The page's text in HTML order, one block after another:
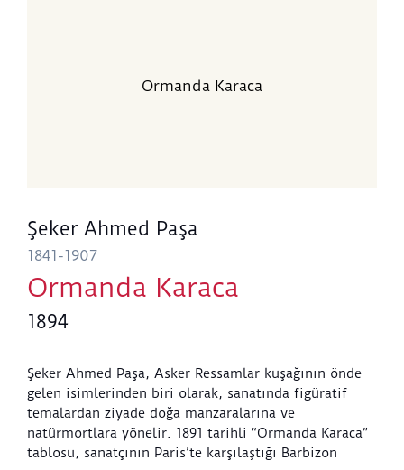
Ormanda Karaca
Şeker Ahmed Paşa
1841-1907
Ormanda Karaca
1894
Şeker Ahmed Paşa, Asker Ressamlar kuşağının önde
gelen isimlerinden biri olarak, sanatında figüratif
temalardan ziyade doğa manzaralarına ve
natürmortlara yönelir. 1891 tarihli “Ormanda Karaca”
tablosu, sanatçının Paris’te karşılaştığı Barbizon